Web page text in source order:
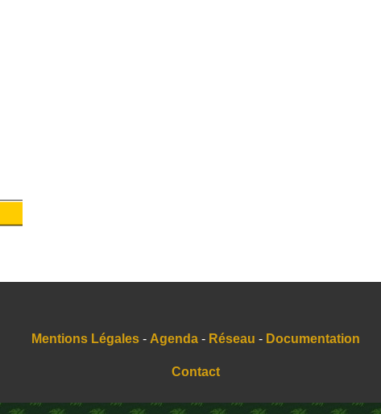
Mentions Légales - Agenda - Réseau - Documentation
Contact